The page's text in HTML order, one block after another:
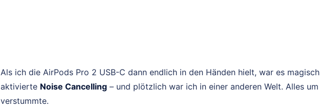
Als ich die AirPods Pro 2 USB-C dann endlich in den Händen hielt, war es
aktivierte Noise Cancelling – und plötzlich war ich in einer anderen Welt. Alles
verstummte.